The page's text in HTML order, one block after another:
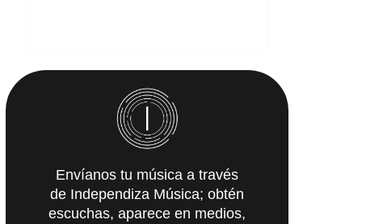
Envíanos tu música a través
de Independiza Música; obtén
escuchas, aparece en medios,